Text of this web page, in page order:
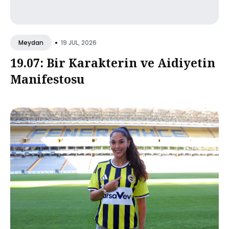
Meydan • 19 JUL, 2026
19.07: Bir Karakterin ve Aidiyetin
Manifestosu